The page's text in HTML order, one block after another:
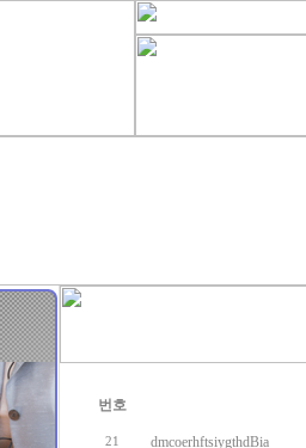
번호
21 dmcoerhftsiygthdBia